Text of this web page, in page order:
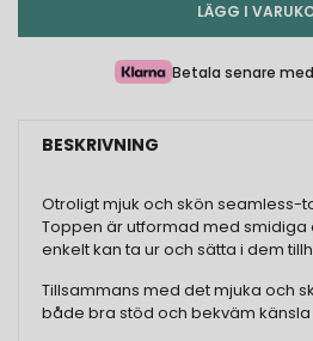
LÄGG I
Betala senare
BESKRIVNING
Otroligt mjuk och skön seamless-
Toppen är utformad med smidiga
enkelt kan ta ur och sätta i dem
Tillsammans med det mjuka och
både bra stöd och bekväm känsla